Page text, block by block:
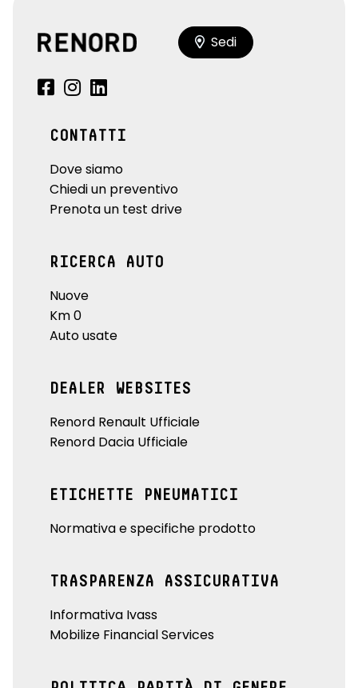
Sedi
CONTATTI
Dove siamo
Chiedi un preventivo
Prenota un test drive
RICERCA AUTO
Nuove
Km 0
Auto usate
DEALER WEBSITES
Renord Renault Ufficiale
Renord Dacia Ufficiale
ETICHETTE PNEUMATICI
Normativa e specifiche prodotto
TRASPARENZA ASSICURATIVA
Informativa Ivass
Mobilize Financial Services